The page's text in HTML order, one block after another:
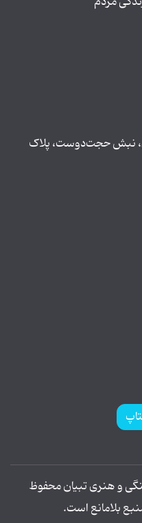
نبش حجت‌دوست، پلاک
و هنری تبیان محفوظ
بلامانع است.